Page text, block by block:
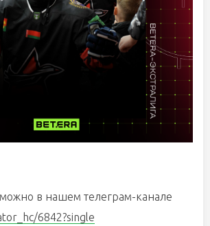
можно в нашем телеграм-канале
6842?single